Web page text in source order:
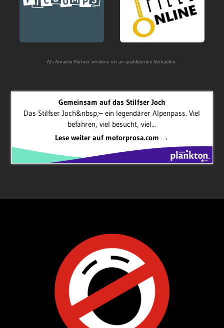
Als Amazon-Partner verdiene ich an qualifizierten Verkäufen.
Gemeinsam auf das Stilfser Joch
Das Stilfser Joch&nbsp;– ein legendärer Alpenpass. Viel
befahren, viel besucht, viel...
Lese weiter auf motorprosa.com →